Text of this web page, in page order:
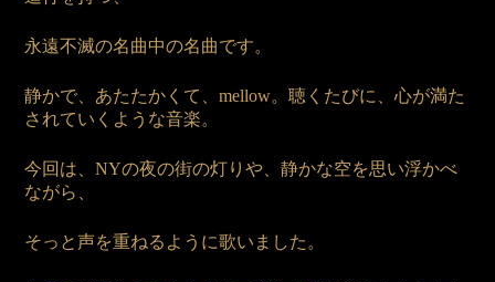
永遠不滅の名曲中の名曲です。
静かで、あたたかくて、mellow。聴くたびに、心が満た
されていくような音楽。
今回は、NYの夜の街の灯りや、静かな空を思い浮かべ
ながら、
そっと声を重ねるように歌いました。